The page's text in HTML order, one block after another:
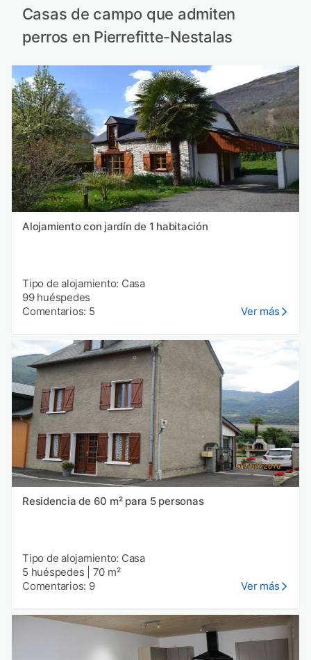
Casas de campo que admiten
perros en Pierrefitte-Nestalas
Alojamiento con jardín de 1 habitación
Tipo de alojamiento: Casa
99 huéspedes
Comentarios: 5
Ver más
Residencia de 60 m² para 5 personas
Tipo de alojamiento: Casa
5 huéspedes
70 m²
Comentarios: 9
Ver más